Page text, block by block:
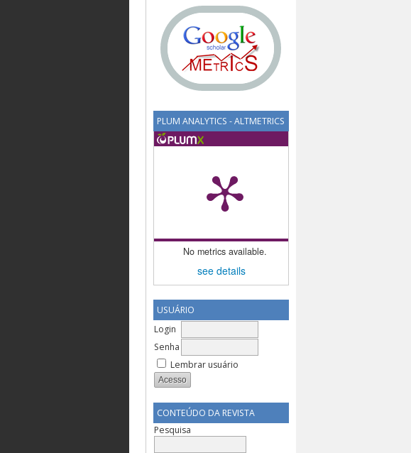
PLUM ANALYTICS - ALTMETRICS
No metrics available.
see details
USUÁRIO
Login
Senha
Lembrar usuário
CONTEÚDO DA REVISTA
Pesquisa